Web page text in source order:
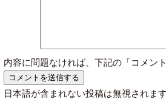
内容に問題なければ、下記の「コメン
日本語が含まれない投稿は無視されま